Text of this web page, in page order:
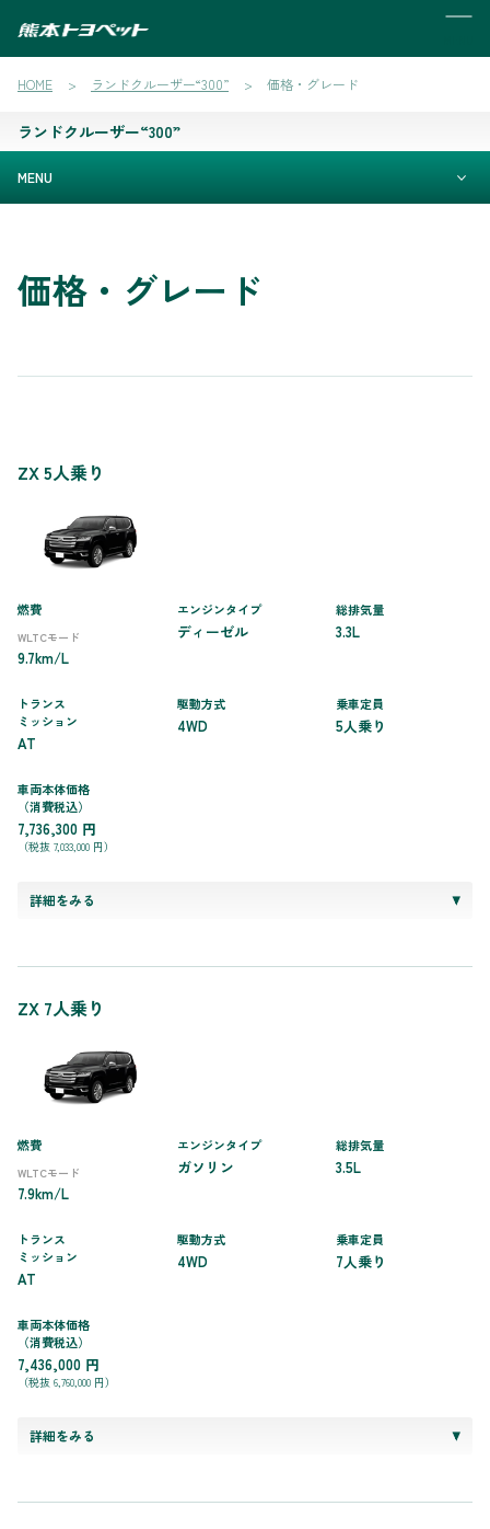
HOME ランドクルーザー“300” 価格・グレード
ランドクルーザー“300”
MENU
価格・グレード
ZX 5人乗り
燃費
WLTCモード
9.7km/L
エンジンタイプ
ディーゼル
総排気量
3.3L
トランス
ミッション
AT
駆動方式
4WD
乗車定員
5人乗り
車両本体価格
（消費税込）
7,736,300 円
（税抜 7,033,000 円）
詳細をみる
ZX 7人乗り
燃費
WLTCモード
7.9km/L
エンジンタイプ
ガソリン
総排気量
3.5L
トランス
ミッション
AT
駆動方式
4WD
乗車定員
7人乗り
車両本体価格
（消費税込）
7,436,000 円
（税抜 6,760,000 円）
詳細をみる